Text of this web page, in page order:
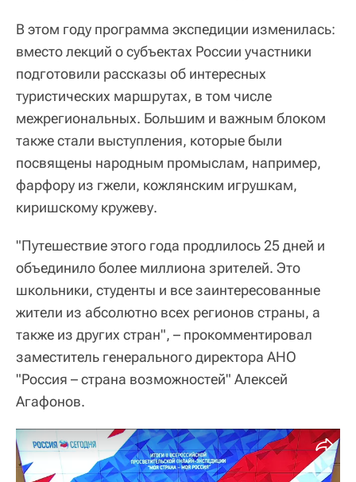
В этом году программа экспедиции изменилась:
вместо лекций о субъектах России участники
подготовили рассказы об интересных
туристических маршрутах, в том числе
межрегиональных. Большим и важным блоком
также стали выступления, которые были
посвящены народным промыслам, например,
фарфору из гжели, кожлянским игрушкам,
киришскому кружеву.
"Путешествие этого года продлилось 25 дней и
объединило более миллиона зрителей. Это
школьники, студенты и все заинтересованные
жители из абсолютно всех регионов страны, а
также из других стран", – прокомментировал
заместитель генерального директора АНО
"Россия – страна возможностей" Алексей
Агафонов.